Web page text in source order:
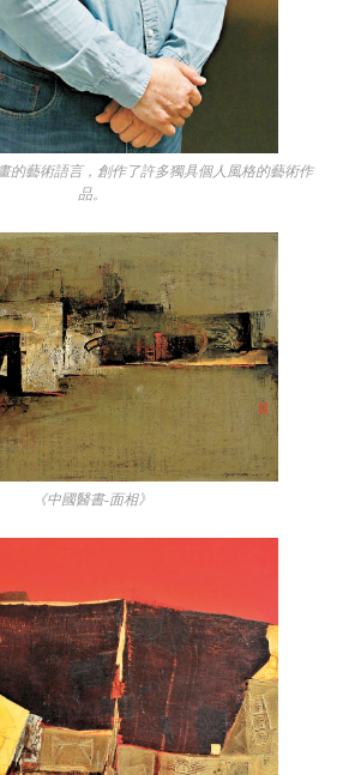
的藝術語言，創作了許多獨具個人風格的藝術作
品。
《中國醫書-面相》